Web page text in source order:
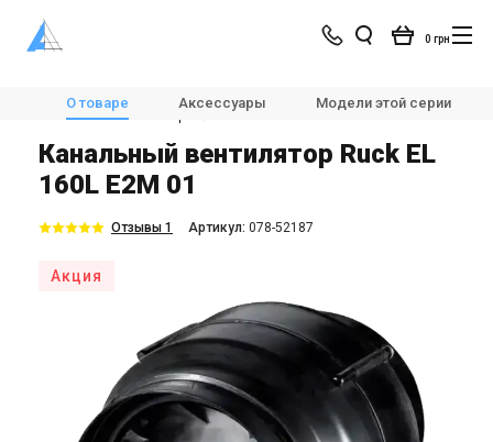
0 грн
Магазин Вентиляция
Вентиляторы
Канальные вентиляторы
Ruck EL 160L E2M 01
О товаре Аксессуары Модели этой серии
Канальный вентилятор Ruck EL
160L E2M 01
Отзывы 1 Aртикул: 078-52187
Акция